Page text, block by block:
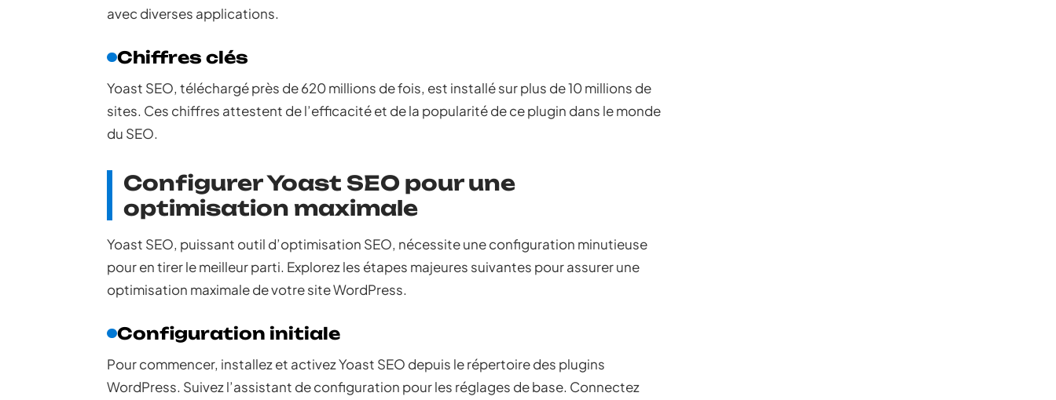
avec diverses applications.
Chiffres clés
Yoast SEO, téléchargé près de 620 millions de fois, est installé sur plus de 10 millions de
sites. Ces chiffres attestent de l’efficacité et de la popularité de ce plugin dans le monde
du SEO.
Configurer Yoast SEO pour une
optimisation maximale
Yoast SEO, puissant outil d’optimisation SEO, nécessite une configuration minutieuse
pour en tirer le meilleur parti. Explorez les étapes majeures suivantes pour assurer une
optimisation maximale de votre site WordPress.
Configuration initiale
Pour commencer, installez et activez Yoast SEO depuis le répertoire des plugins
WordPress. Suivez l’assistant de configuration pour les réglages de base. Connectez